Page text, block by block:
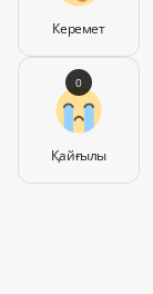
Керемет
Қайғылы
0